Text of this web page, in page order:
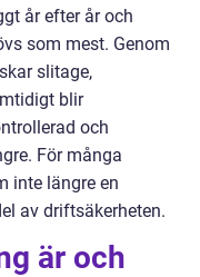
år efter år och
som mest. Genom
slitage,
blir
och
För många
inte längre en
av driftsäkerheten.
är och